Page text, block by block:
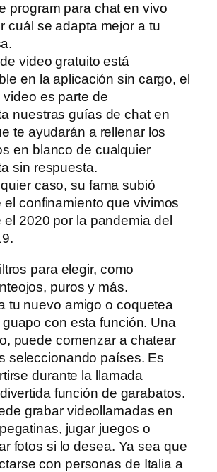
program para chat en vivo
cuál se adapta mejor a tu
video gratuito está
en la aplicación sin cargo, el
video es parte de
nuestras guías de chat en
te ayudarán a rellenar los
en blanco de cualquier
sin respuesta.
caso, su fama subió
el confinamiento que vivimos
el 2020 por la pandemia del
para elegir, como
puros y más.
tu nuevo amigo o coquetea
con esta función. Una
puede comenzar a chatear
seleccionando países. Es
durante la llamada
función de garabatos.
grabar videollamadas en
jugar juegos o
fotos si lo desea. Ya sea que
con personas de Italia a